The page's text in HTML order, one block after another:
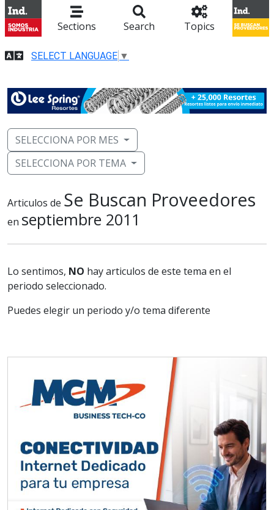
Sections Search Topics
SELECT LANGUAGE ▼
SELECCIONA POR MES
SELECCIONA POR TEMA
Articulos de Se Buscan Proveedores
en septiembre 2011
Lo sentimos, NO hay articulos de este tema en el
periodo seleccionado.
Puedes elegir un periodo y/o tema diferente